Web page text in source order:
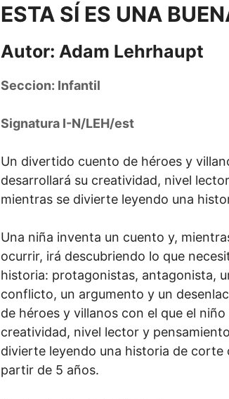
ESTA SÍ ES UNA
Autor: Adam Lehrhaupt
Seccion: Infantil
Signatura I-N/LEH/est
Un divertido cuento de héroes y
desarrollará su creatividad, nivel
mientras se divierte leyendo una
Una niña inventa un cuento y,
ocurrir, irá descubriendo lo que
historia: protagonistas, antagonista,
conflicto, un argumento y un
de héroes y villanos con el que el
creatividad, nivel lector y
divierte leyendo una historia de corte
partir de 5 años.